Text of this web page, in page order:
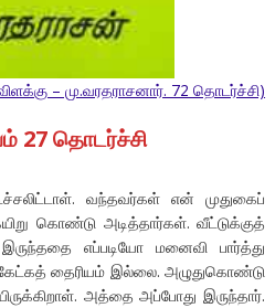
– மு.வரதராசனார். 72 தொடர்ச்சி)
27 தொடர்ச்சி
வந்தவர்கள் என் முதுகைப்
கொண்டு அடித்தார்கள். வீட்டுக்குத்
இருந்ததை எப்படியோ மனைவி பார்த்து
கேட்கத் தைரியம் இல்லை. அழுதுகொண்டு
அத்தை அப்போது இருந்தார்.